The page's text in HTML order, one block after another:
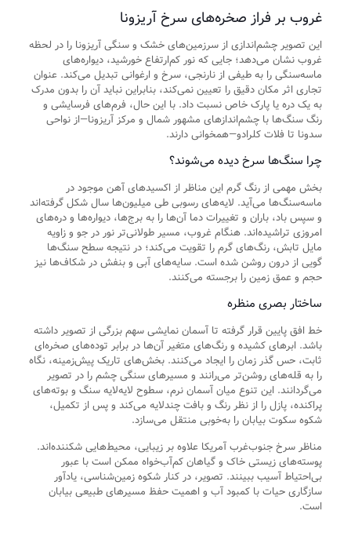
غروب بر فراز صخره‌های سرخ آریزونا
این تصویر چشم‌اندازی از سرزمین‌های خشک و سنگی آریزونا را در لحظه
غروب نشان می‌دهد؛ جایی که نور کم‌ارتفاع خورشید، دیواره‌های
ماسه‌سنگی را به طیفی از نارنجی، سرخ و ارغوانی تبدیل می‌کند. عنوان
تجاری اثر مکان دقیق را تعیین نمی‌کند، بنابراین نباید آن را بدون مدرک
به یک دره یا پارک خاص نسبت داد. با این حال، فرم‌های فرسایشی و
رنگ سنگ‌ها با چشم‌اندازهای مشهور شمال و مرکز آریزونا—از نواحی
سدونا تا فلات کلرادو—همخوانی دارند.
چرا سنگ‌ها سرخ دیده می‌شوند؟
بخش مهمی از رنگ گرم این مناظر از اکسیدهای آهن موجود در
ماسه‌سنگ‌ها می‌آید. لایه‌های رسوبی طی میلیون‌ها سال شکل گرفته‌اند
و سپس باد، باران و تغییرات دما آن‌ها را به برج‌ها، دیواره‌ها و دره‌های
امروزی تراشیده‌اند. هنگام غروب، مسیر طولانی‌تر نور در جو و زاویه
مایل تابش، رنگ‌های گرم را تقویت می‌کند؛ در نتیجه سطح سنگ‌ها
گویی از درون روشن شده است. سایه‌های آبی و بنفش در شکاف‌ها نیز
حجم و عمق زمین را برجسته می‌کنند.
ساختار بصری منظره
خط افق پایین قرار گرفته تا آسمان نمایشی سهم بزرگی از تصویر داشته
باشد. ابرهای کشیده و رنگ‌های متغیر آن‌ها در برابر توده‌های صخره‌ای
ثابت، حس گذر زمان را ایجاد می‌کنند. بخش‌های تاریک پیش‌زمینه، نگاه
را به قله‌های روشن‌تر می‌رانند و مسیرهای سنگی چشم را در تصویر
می‌گردانند. این تنوع میان آسمان نرم، سطوح لایه‌لایه سنگ و بوته‌های
پراکنده، پازل را از نظر رنگ و بافت چندلایه می‌کند و پس از تکمیل،
شکوه سکوت بیابان را به‌خوبی منتقل می‌سازد.
مناظر سرخ جنوب‌غرب آمریکا علاوه بر زیبایی، محیط‌هایی شکننده‌اند.
پوسته‌های زیستی خاک و گیاهان کم‌آب‌خواه ممکن است با عبور
بی‌احتیاط آسیب ببینند. تصویر، در کنار شکوه زمین‌شناسی، یادآور
سازگاری حیات با کمبود آب و اهمیت حفظ مسیرهای طبیعی بیابان
است.